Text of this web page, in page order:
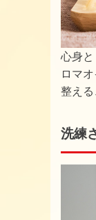
心身
ロマ
整え
洗練